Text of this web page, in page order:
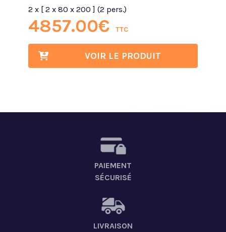
2 x [ 2 x 80 x 200 ] (2 pers.)
4857.00€ TTC
VOIR LE PRODUIT
PAIEMENT
SÉCURISÉ
LIVRAISON